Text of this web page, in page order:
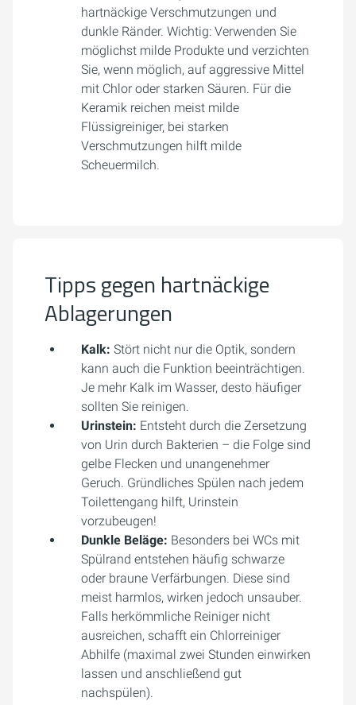
hartnäckige Verschmutzungen und
dunkle Ränder. Wichtig: Verwenden Sie
möglichst milde Produkte und verzichten
Sie, wenn möglich, auf aggressive Mittel
mit Chlor oder starken Säuren. Für die
Keramik reichen meist milde
Flüssigreiniger, bei starken
Verschmutzungen hilft milde
Scheuermilch.
Tipps gegen hartnäckige
Ablagerungen
Kalk: Stört nicht nur die Optik, sondern
kann auch die Funktion beeinträchtigen.
Je mehr Kalk im Wasser, desto häufiger
sollten Sie reinigen.
Urinstein: Entsteht durch die Zersetzung
von Urin durch Bakterien – die Folge sind
gelbe Flecken und unangenehmer
Geruch. Gründliches Spülen nach jedem
Toilettengang hilft, Urinstein
vorzubeugen!
Dunkle Beläge: Besonders bei WCs mit
Spülrand entstehen häufig schwarze
oder braune Verfärbungen. Diese sind
meist harmlos, wirken jedoch unsauber.
Falls herkömmliche Reiniger nicht
ausreichen, schafft ein Chlorreiniger
Abhilfe (maximal zwei Stunden einwirken
lassen und anschließend gut
nachspülen).